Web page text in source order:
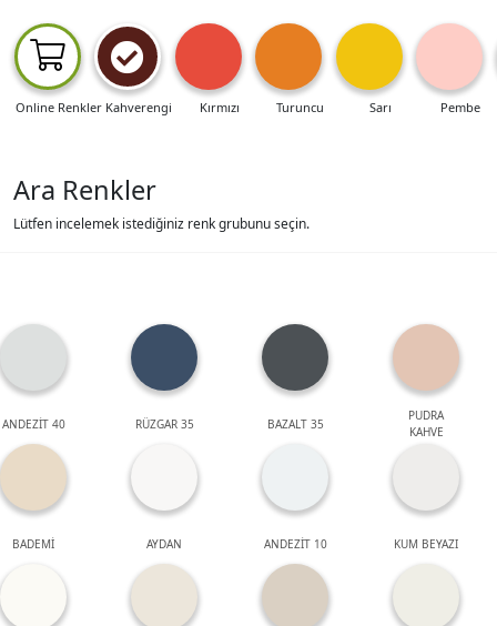
Online Renkler Kahverengi Kırmızı Turuncu Sarı Pembe
Ara Renkler
Lütfen incelemek istediğiniz renk grubunu seçin.
ANDEZİT 40 RÜZGAR 35 BAZALT 35
PUDRA
KAHVE
BADEMİ AYDAN ANDEZİT 10 KUM BEYAZI